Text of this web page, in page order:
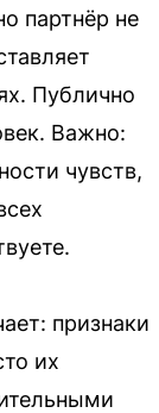
партнёр не
Публично
Важно:
чувств,
признаки
их